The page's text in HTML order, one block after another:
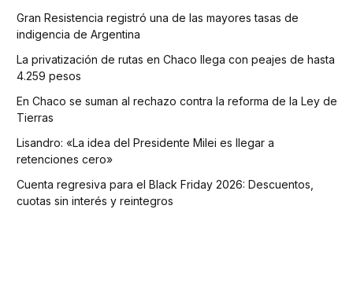
Gran Resistencia registró una de las mayores tasas de
indigencia de Argentina
La privatización de rutas en Chaco llega con peajes de hasta
4.259 pesos
En Chaco se suman al rechazo contra la reforma de la Ley de
Tierras
Lisandro: «La idea del Presidente Milei es llegar a
retenciones cero»
Cuenta regresiva para el Black Friday 2026: Descuentos,
cuotas sin interés y reintegros